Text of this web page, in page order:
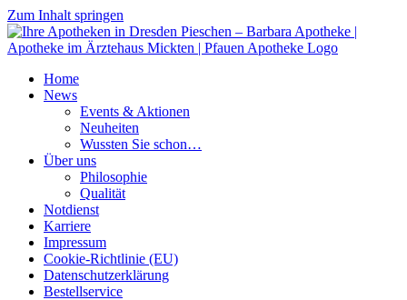
Zum Inhalt springen
Home
News
Events & Aktionen
Neu­hei­ten
Wuss­ten Sie schon…
Über uns
Phi­lo­so­phie
Qua­li­tät
Not­dienst
Kar­rie­re
Impres­sum
Coo­kie-Rich­t­­li­­nie (EU)
Datenschutz­erklärung
Bestell­ser­vice